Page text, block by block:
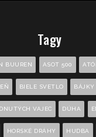
Tagy
BUUREN ASOT 500
BIELE SVETLO BÁJKY
VAJEC DÚHA
HORSKÉ DRÁHY HUDBA